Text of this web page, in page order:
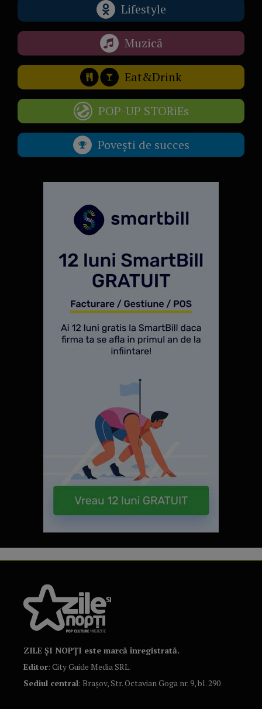
Lifestyle
Muzică
Eat&Drink
POP-UP STORiEs
Povești de succes
ZILE ȘI NOPȚI este marcă înregistrată.
Editor: City Guide Media SRL.
Sediul central: Brașov, Str. Octavian Goga nr. 9, bl. 290